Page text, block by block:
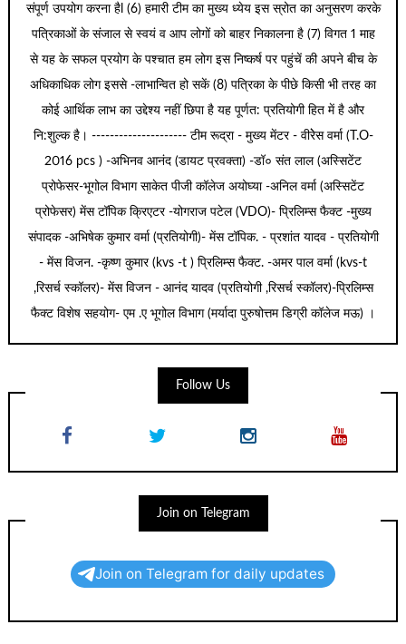
संपूर्ण उपयोग करना हैl (6) हमारी टीम का मुख्य ध्येय इस स्रोत का अनुसरण करके
पत्रिकाओं के संजाल से स्वयं व आप लोगों को बाहर निकालना है (7) विगत 1 माह
से यह के सफल प्रयोग के पश्चात हम लोग इस निष्कर्ष पर पहुंचें की अपने बीच के
अधिकाधिक लोग इससे -लाभान्वित हो सकें (8) पत्रिका के पीछे किसी भी तरह का
कोई आर्थिक लाभ का उद्देश्य नहीं छिपा है यह पूर्णत: प्रतियोगी हित में है और
नि:शुल्क है। --------------------- टीम रूद्रा - मुख्य मेंटर - वीरेेस वर्मा (T.O-
2016 pcs ) -अभिनव आनंद (डायट प्रवक्ता) -डॉ० संत लाल (अस्सिटेंट
प्रोफेसर-भूगोल विभाग साकेत पीजी कॉलेज अयोघ्या -अनिल वर्मा (अस्सिटेंट
प्रोफेसर) मेंस टॉपिक क्रिएटर -योगराज पटेल (VDO)- प्रिलिम्स फैक्ट -मुख्य
संपादक -अभिषेक कुमार वर्मा (प्रतियोगी)- मेंस टॉपिक. - प्रशांत यादव - प्रतियोगी
- मेंस विजन. -कृष्ण कुमार (kvs -t ) प्रिलिम्स फैक्ट. -अमर पाल वर्मा (kvs-t
,रिसर्च स्कॉलर)- मेंस विजन - आनंद यादव (प्रतियोगी ,रिसर्च स्कॉलर)-प्रिलिम्स
फैक्ट विशेष सहयोग- एम .ए भूगोल विभाग (मर्यादा पुरुषोत्तम डिग्री कॉलेज मऊ) ।
Follow Us
Join on Telegram
Join on Telegram for daily updates